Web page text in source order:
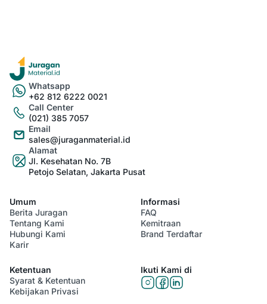
Whatsapp
+62 812 6222 0021
Call Center
(021) 385 7057
Email
sales@juraganmaterial.id
Alamat
Jl. Kesehatan No. 7B
Petojo Selatan, Jakarta Pusat
Umum
Berita Juragan
Tentang Kami
Hubungi Kami
Karir
Informasi
FAQ
Kemitraan
Brand Terdaftar
Ketentuan
Syarat & Ketentuan
Kebijakan Privasi
Ikuti Kami di